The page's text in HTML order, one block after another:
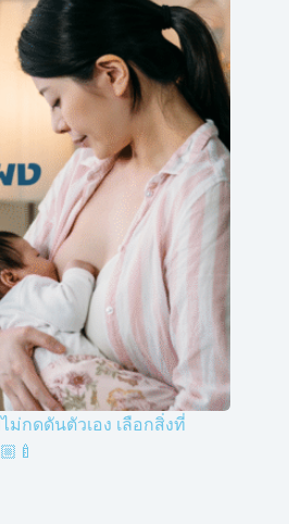
กดดันตัวเอง เลือกสิ่งที่